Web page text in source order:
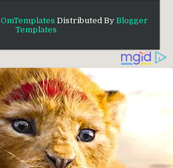
OmTemplates Distributed By Blogger
Templates